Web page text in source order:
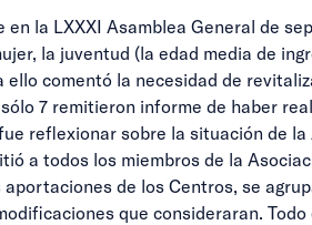
la LXXXI Asamblea General de
la juventud (la edad media de
comentó la necesidad de
7 remitieron informe de haber
reflexionar sobre la situación de
a todos los miembros de la
de los Centros, se
que consideraran.